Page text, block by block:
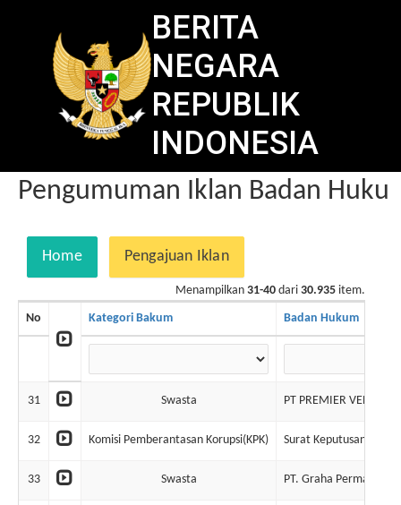
BERITA
NEGARA
REPUBLIK
INDONESIA
Pengumuman Iklan Badan
Home Pengajuan Iklan
Menampilkan 31-40 dari 30.935 item.
No Kategori Bakum Badan Hukum
31 Swasta PT PREMIER
32 Komisi Pemberantasan Korupsi(KPK) Surat Keputusan
33 Swasta PT. Graha Permata